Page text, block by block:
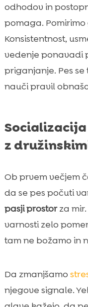
odhodov in
pomaga.
Konsistentnost,
vedenje ponavadi
priganjanje. Pes
nauči pravil
z
Ob prvem večjem
da se pes počuti
pasji prostorza
varnosti zelo
tam ne božamo in
Da zmanjšamo
njegove signale.